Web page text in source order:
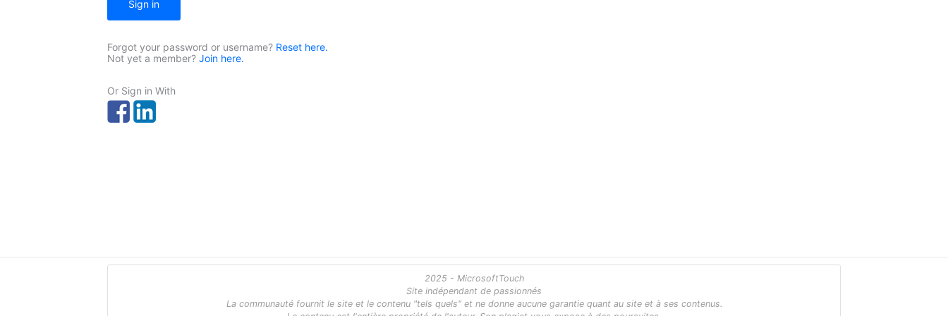
Sign in
Forgot your password or username? Reset here.
Not yet a member? Join here.
Or Sign in With
2025 - MicrosoftTouch
Site indépendant de passionnés
La communauté fournit le site et le contenu "tels quels" et ne donne aucune garantie quant au site et à ses contenus.